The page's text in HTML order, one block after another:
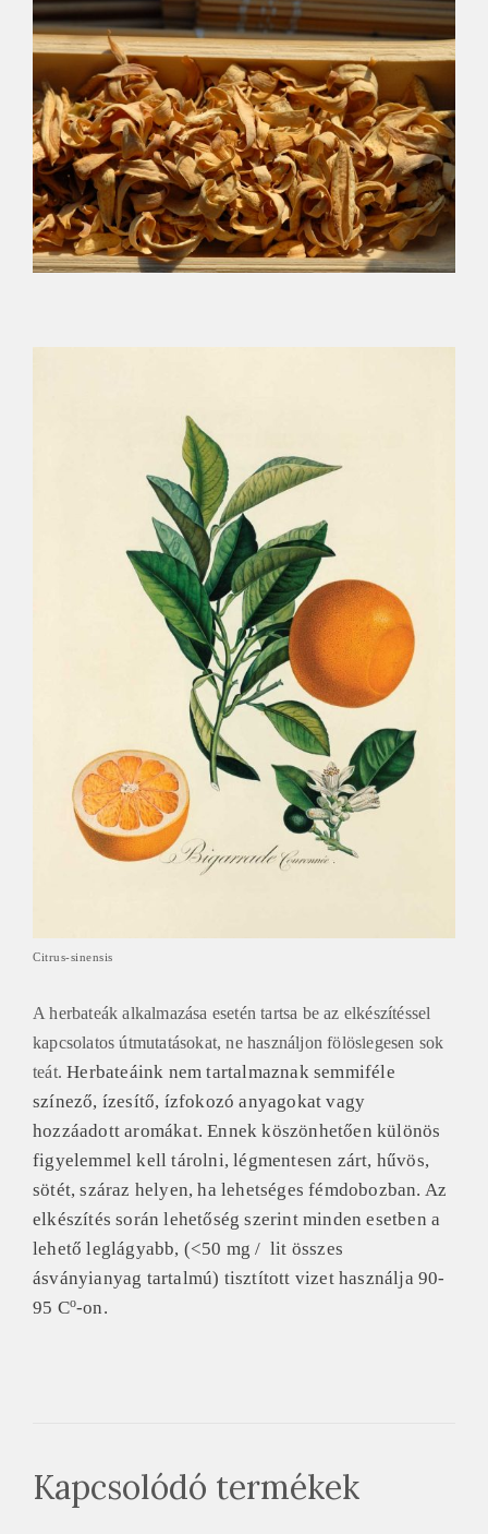
Citrus-sinensis
A herbateák alkalmazása esetén tartsa be az elkészítéssel
kapcsolatos útmutatásokat, ne használjon fölöslegesen sok
teát. Herbateáink nem tartalmaznak semmiféle
színező, ízesítő, ízfokozó anyagokat vagy
hozzáadott aromákat. Ennek köszönhetően különös
figyelemmel kell tárolni, légmentesen zárt, hűvös,
sötét, száraz helyen, ha lehetséges fémdobozban. Az
elkészítés során lehetőség szerint minden esetben a
lehető leglágyabb, (<50 mg / lit összes
ásványianyag tartalmú) tisztított vizet használja 90-
95 Co-on.
Kapcsolódó termékek